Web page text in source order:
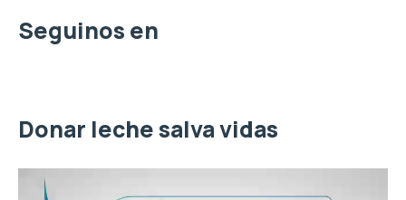
Seguinos en
Donar leche salva vidas